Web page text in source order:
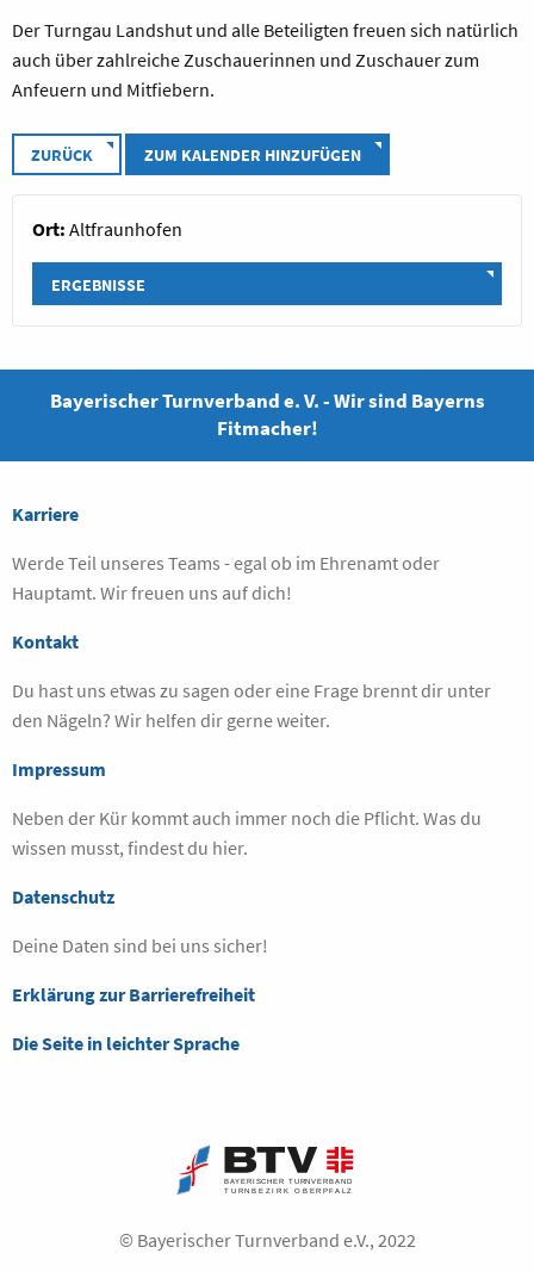
Der Turngau Landshut und alle Beteiligten freuen sich natürlich
auch über zahlreiche Zuschauerinnen und Zuschauer zum
Anfeuern und Mitfiebern.
ZURÜCK ZUM KALENDER HINZUFÜGEN
Ort: Altfraunhofen
ERGEBNISSE
Bayerischer Turnverband e. V. - Wir sind Bayerns
Fitmacher!
Karriere
Werde Teil unseres Teams - egal ob im Ehrenamt oder
Hauptamt. Wir freuen uns auf dich!
Kontakt
Du hast uns etwas zu sagen oder eine Frage brennt dir unter
den Nägeln? Wir helfen dir gerne weiter.
Impressum
Neben der Kür kommt auch immer noch die Pflicht. Was du
wissen musst, findest du hier.
Datenschutz
Deine Daten sind bei uns sicher!
Erklärung zur Barrierefreiheit
Die Seite in leichter Sprache
© Bayerischer Turnverband e.V., 2022